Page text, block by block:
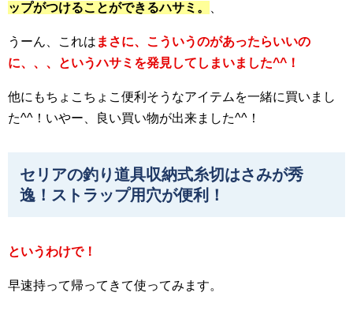
ップがつけることができるハサミ。
うーん、これは まさに、こういうのがあったらいいの
に、、、というハサミを発見してしまいました^^！
他にもちょこちょこ便利そうなアイテムを一緒に買いまし
た^^！いやー、良い買い物が出来ました^^！
セリアの釣り道具収納式糸切はさみが秀
逸！ストラップ用穴が便利！
というわけで！
早速持って帰ってきて使ってみます。